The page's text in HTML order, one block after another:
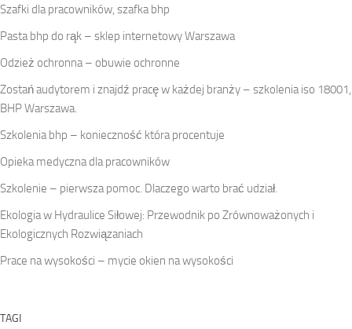
Szafki dla pracowników, szafka bhp
Pasta bhp do rąk – sklep internetowy Warszawa
Odzież ochronna – obuwie ochronne
Zostań audytorem i znajdź pracę w każdej branży – szkolenia iso 18001,
BHP Warszawa.
Szkolenia bhp – konieczność która procentuje
Opieka medyczna dla pracowników
Szkolenie – pierwsza pomoc. Dlaczego warto brać udział.
Ekologia w Hydraulice Siłowej: Przewodnik po Zrównoważonych i
Ekologicznych Rozwiązaniach
Prace na wysokości – mycie okien na wysokości
TAGI